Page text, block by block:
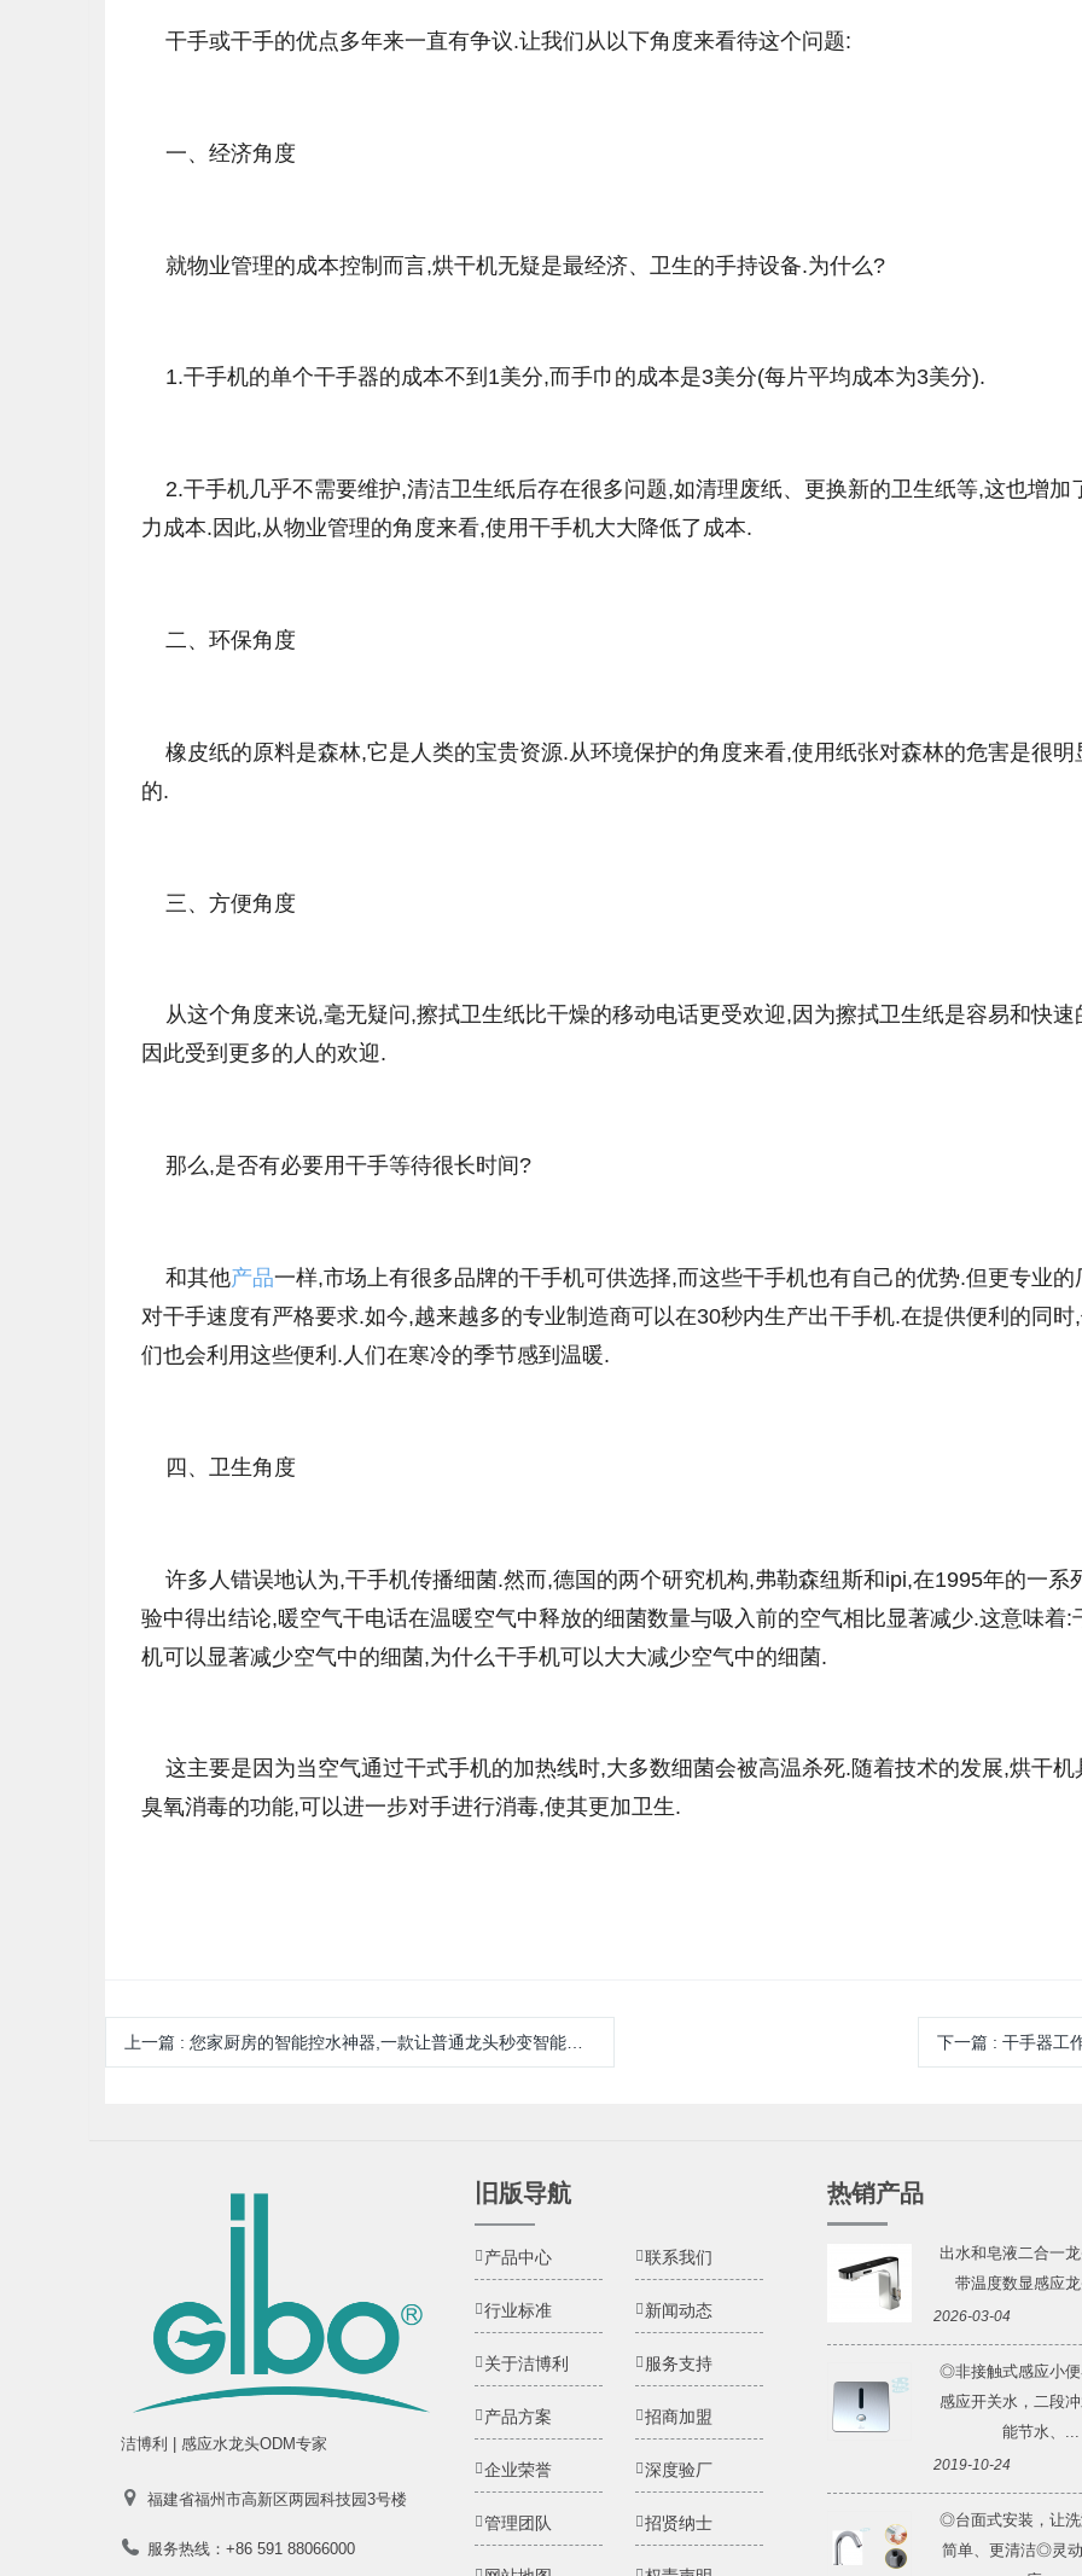
干手或干手的优点多年来一直有争议.让我们从以下角度来看待这个问题:
一、经济角度
就物业管理的成本控制而言,烘干机无疑是最经济、卫生的手持设备.为什么?
1.干手机的单个干手器的成本不到1美分,而手巾的成本是3美分(每片平均成本为3美分).
2.干手机几乎不需要维护,清洁卫生纸后存在很多问题,如清理废纸、更换新的卫生纸等,这也增加
力成本.因此,从物业管理的角度来看,使用干手机大大降低了成本.
二、环保角度
橡皮纸的原料是森林,它是人类的宝贵资源.从环境保护的角度来看,使用纸张对森林的危害是很明
的.
三、方便角度
从这个角度来说,毫无疑问,擦拭卫生纸比干燥的移动电话更受欢迎,因为擦拭卫生纸是容易和快速
因此受到更多的人的欢迎.
那么,是否有必要用干手等待很长时间?
和其他产品一样,市场上有很多品牌的干手机可供选择,而这些干手机也有自己的优势.但更专业的
对干手速度有严格要求.如今,越来越多的专业制造商可以在30秒内生产出干手机.在提供便利的同时
们也会利用这些便利.人们在寒冷的季节感到温暖.
四、卫生角度
许多人错误地认为,干手机传播细菌.然而,德国的两个研究机构,弗勒森纽斯和ipi,在1995年的一系
验中得出结论,暖空气干电话在温暖空气中释放的细菌数量与吸入前的空气相比显著减少.这意味着:
机可以显著减少空气中的细菌,为什么干手机可以大大减少空气中的细菌.
这主要是因为当空气通过干式手机的加热线时,大多数细菌会被高温杀死.随着技术的发展,烘干机
臭氧消毒的功能,可以进一步对手进行消毒,使其更加卫生.
上一篇 : 您家厨房的智能控水神器,一款让普通龙头秒变智能的节水感应水嘴 下一篇: 干手器工
洁博利 | 感应水龙头ODM专家
福建省福州市高新区两园科技园3号楼
服务热线：+86 591 88066000
旧版导航
产品中心 联系我们
行业标准 新闻动态
关于洁博利 服务支持
产品方案 招商加盟
企业荣誉 深度验厂
管理团队 招贤纳士
热销产品
出水和皂液二合一
带温度数显感应
2026-03-04
◎非接触式感应小
感应开关水，二段
能节水、...
2019-10-24
◎台面式安装，让
简单、更清洁◎灵